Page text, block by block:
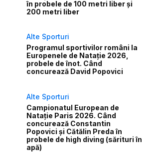
în probele de 100 metri liber și
200 metri liber
Alte Sporturi
Programul sportivilor români la
Europenele de Natație 2026,
probele de înot. Când
concurează David Popovici
Alte Sporturi
Campionatul European de
Natație Paris 2026. Când
concurează Constantin
Popovici și Cătălin Preda în
probele de high diving (sărituri în
apă)